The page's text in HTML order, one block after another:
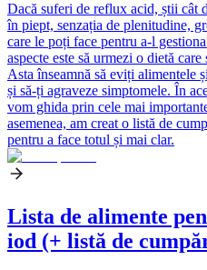
Dacă suferi de reflux acid, știi cât
în piept, senzația de plenitudine,
care le poți face pentru a-l
aspecte este să urmezi o dietă
Asta înseamnă să eviți alimentele
și să-ți agraveze simptomele. În
vom ghida prin cele mai
asemenea, am creat o listă de
pentru a face totul și mai clar.
Lista de alimente
iod (+ listă de